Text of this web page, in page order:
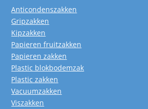
Anticondenszakken
Gripzakken
Kipzakken
Papieren fruitzakken
Papieren zakken
Plastic blokbodemzak
Plastic zakken
Vacuumzakken
Viszakken